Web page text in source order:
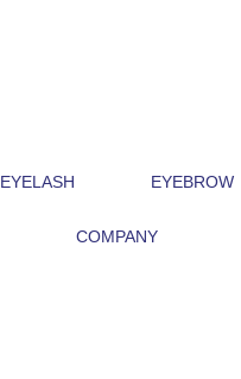
EYELASH EYEBROW
COMPANY